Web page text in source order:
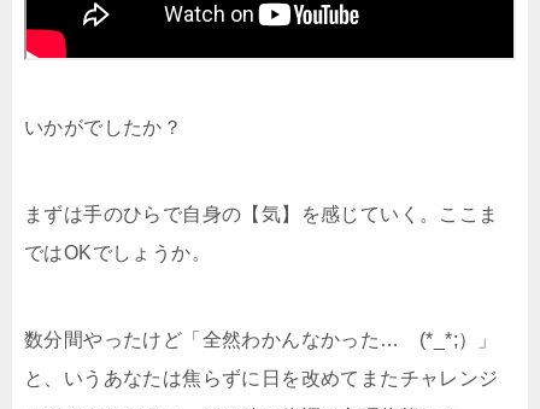
いかがでしたか？
まずは手のひらで自身の【気】を感じていく。ここま
ではOKでしょうか。
数分間やったけど「全然わかんなかった… (*_*;）」
と、いうあなたは焦らずに日を改めてまたチャレンジ